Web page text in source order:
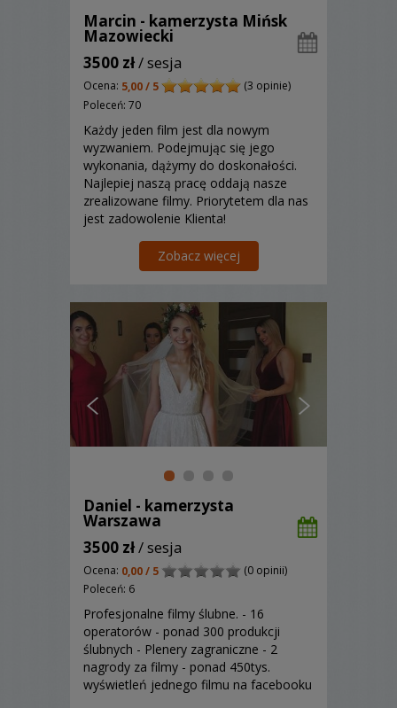
Marcin - kamerzysta Mińsk
Mazowiecki
3500 zł/ sesja
Ocena: 5,00 / 5
(3 opinie)
Poleceń: 70
Każdy jeden film jest dla nowym
wyzwaniem. Podejmując się jego
wykonania, dążymy do doskonałości.
Najlepiej naszą pracę oddają nasze
zrealizowane filmy. Priorytetem dla nas
jest zadowolenie Klienta!
Zobacz więcej
Daniel - kamerzysta
Warszawa
3500 zł/ sesja
Ocena: 0,00 / 5
(0 opinii)
Poleceń: 6
Profesjonalne filmy ślubne. - 16
operatorów - ponad 300 produkcji
ślubnych - Plenery zagraniczne - 2
nagrody za filmy - ponad 450tys.
wyświetleń jednego filmu na facebooku